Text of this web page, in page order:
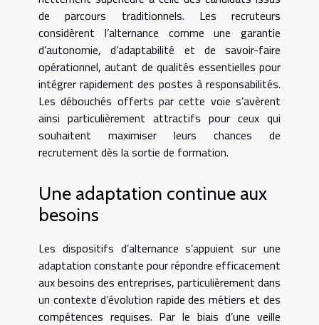
de parcours traditionnels. Les recruteurs
considèrent l’alternance comme une garantie
d’autonomie, d’adaptabilité et de savoir-faire
opérationnel, autant de qualités essentielles pour
intégrer rapidement des postes à responsabilités.
Les débouchés offerts par cette voie s’avèrent
ainsi particulièrement attractifs pour ceux qui
souhaitent maximiser leurs chances de
recrutement dès la sortie de formation.
Une adaptation continue aux
besoins
Les dispositifs d’alternance s’appuient sur une
adaptation constante pour répondre efficacement
aux besoins des entreprises, particulièrement dans
un contexte d’évolution rapide des métiers et des
compétences requises. Par le biais d’une veille